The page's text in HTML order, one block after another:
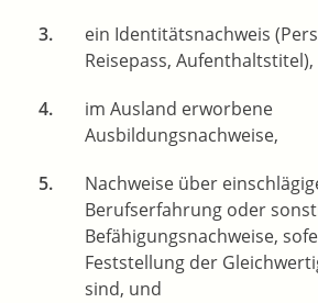
ein Identitätsnachweis
Reisepass, Aufenthaltstitel),
im Ausland erworbene
Ausbildungsnachweise,
Nachweise über
Berufserfahrung oder
Befähigungsnachweise,
Feststellung der
sind, und